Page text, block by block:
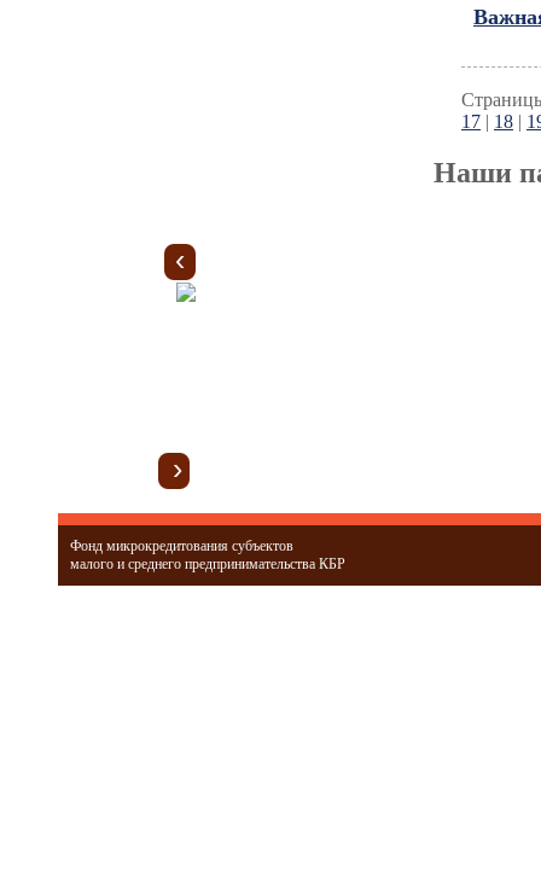
17 | 18 |
Наши
‹
›
Фонд микрокредитования субъектов
малого и среднего предпринимательства КБР